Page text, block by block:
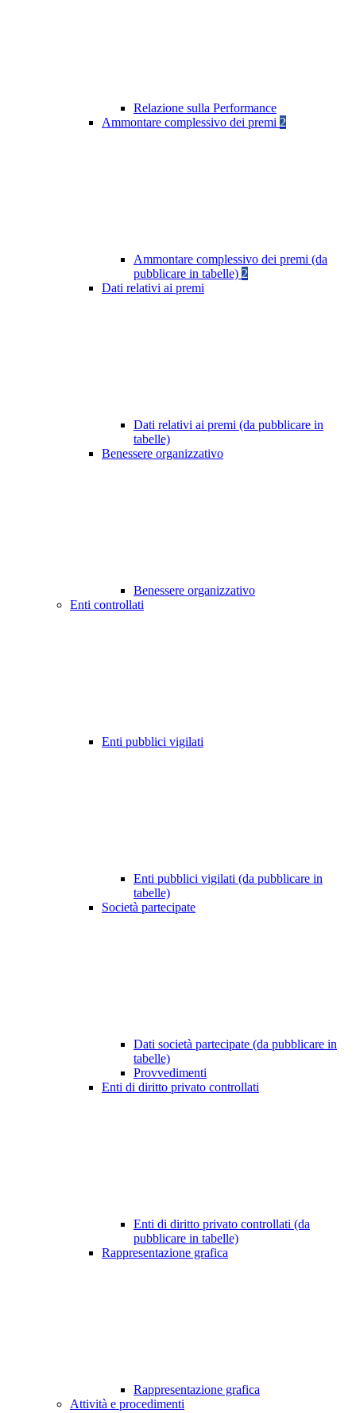
Relazione sulla Performance
Ammontare complessivo dei premi 2
Ammontare complessivo dei premi (da
pubblicare in tabelle) 2
Dati relativi ai premi
Dati relativi ai premi (da pubblicare in
tabelle)
Benessere organizzativo
Benessere organizzativo
Enti controllati
Enti pubblici vigilati
Enti pubblici vigilati (da pubblicare in
tabelle)
Società partecipate
Dati società partecipate (da pubblicare in
tabelle)
Provvedimenti
Enti di diritto privato controllati
Enti di diritto privato controllati (da
pubblicare in tabelle)
Rappresentazione grafica
Rappresentazione grafica
Attività e procedimenti